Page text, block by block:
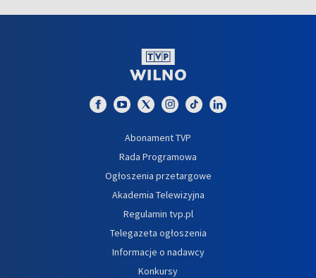
Abonament TVP
Rada Programowa
Ogłoszenia przetargowe
Akademia Telewizyjna
Regulamin tvp.pl
Telegazeta ogłoszenia
Informacje o nadawcy
Konkursy